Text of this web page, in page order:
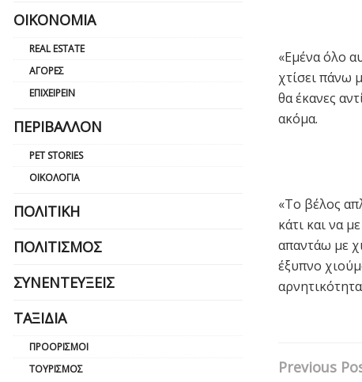
«Εμένα όλο
χτίσει πάνω
θα έκανες
ακόμα.
«Το βέλος
κάτι και να
απαντάω με
έξυπνο
Previous
ΟΙΚΟΝΟΜΊΑ
REAL ESTATE
ΑΓΟΡΈΣ
ΕΠΙΧΕΙΡΕΊΝ
ΠΕΡΙΒΆΛΛΟΝ
PET STORIES
ΟΙΚΟΛΟΓΊΑ
ΠΟΛΙΤΙΚΉ
ΠΟΛΙΤΙΣΜΌΣ
ΣΥΝΕΝΤΕΎΞΕΙΣ
ΤΑΞΊΔΙΑ
ΠΡΟΟΡΙΣΜΟΊ
ΤΟΥΡΙΣΜΌΣ